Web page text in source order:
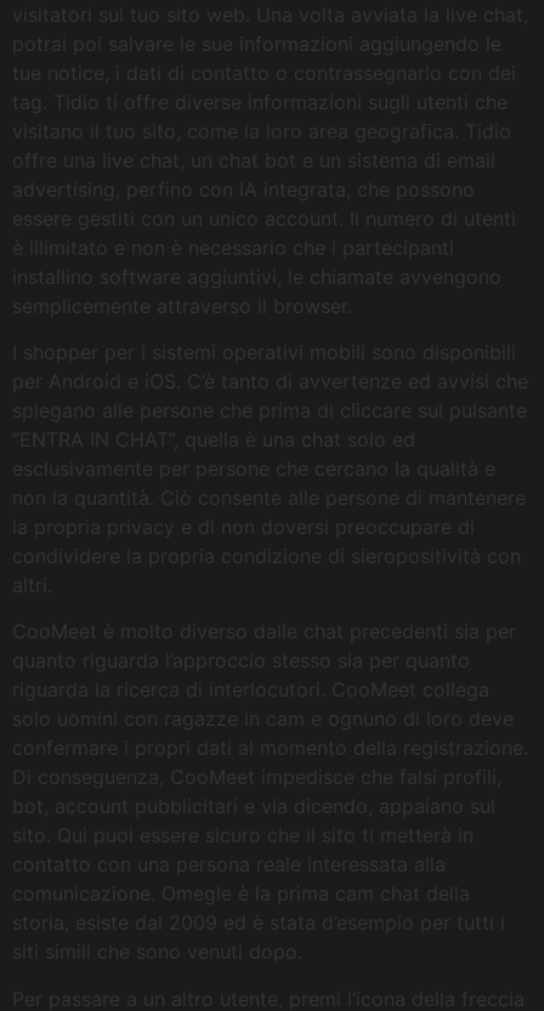
visitatori sul tuo sito web. Una volta avviata la live chat,
potrai poi salvare le sue informazioni aggiungendo le
tue notice, i dati di contatto o contrassegnarlo con dei
tag. Tidio ti offre diverse informazioni sugli utenti che
visitano il tuo sito, come la loro area geografica. Tidio
offre una live chat, un chat bot e un sistema di email
advertising, perfino con IA integrata, che possono
essere gestiti con un unico account. Il numero di utenti
è illimitato e non è necessario che i partecipanti
installino software aggiuntivi, le chiamate avvengono
semplicemente attraverso il browser.
I shopper per i sistemi operativi mobili sono disponibili
per Android e iOS. C’è tanto di avvertenze ed avvisi che
spiegano alle persone che prima di cliccare sul pulsante
“ENTRA IN CHAT”, quella è una chat solo ed
esclusivamente per persone che cercano la qualità e
non la quantità. Ciò consente alle persone di mantenere
la propria privacy e di non doversi preoccupare di
condividere la propria condizione di sieropositività con
altri.
CooMeet è molto diverso dalle chat precedenti sia per
quanto riguarda l’approccio stesso sia per quanto
riguarda la ricerca di interlocutori. CooMeet collega
solo uomini con ragazze in cam e ognuno di loro deve
confermare i propri dati al momento della registrazione.
Di conseguenza, CooMeet impedisce che falsi profili,
bot, account pubblicitari e via dicendo, appaiano sul
sito. Qui puoi essere sicuro che il sito ti metterà in
contatto con una persona reale interessata alla
comunicazione. Omegle è la prima cam chat della
storia, esiste dal 2009 ed è stata d’esempio per tutti i
siti simili che sono venuti dopo.
Per passare a un altro utente, premi l’icona della freccia